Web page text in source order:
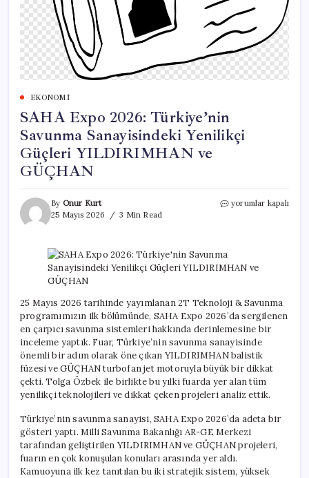
EKONOMI
SAHA Expo 2026: Türkiye’nin
Savunma Sanayisindeki Yenilikçi
Güçleri YILDIRIMHAN ve
GÜÇHAN
By Onur Kurt
25 Mayıs 2026
3 Min Read
SAHA
Yenilikçi
ve
GÜÇHAN
için
yorumlar kapalı
25 Mayıs 2026 tarihinde yayımlanan 2T Teknoloji & Savunma
programımızın ilk bölümünde, SAHA Expo 2026’da sergilenen
en çarpıcı savunma sistemleri hakkında derinlemesine bir
inceleme yaptık. Fuar, Türkiye’nin savunma sanayisinde
önemli bir adım olarak öne çıkan YILDIRIMHAN balistik
füzesi ve GÜÇHAN turbofan jet motoruyla büyük bir dikkat
çekti. Tolga Özbek ile birlikte bu yılki fuarda yer alan tüm
yenilikçi teknolojileri ve dikkat çeken projeleri analiz ettik.
Türkiye’nin savunma sanayisi, SAHA Expo 2026’da adeta bir
gösteri yaptı. Milli Savunma Bakanlığı AR-GE Merkezi
tarafından geliştirilen YILDIRIMHAN ve GÜÇHAN projeleri,
fuarın en çok konuşulan konuları arasında yer aldı.
Kamuoyuna ilk kez tanıtılan bu iki stratejik sistem, yüksek